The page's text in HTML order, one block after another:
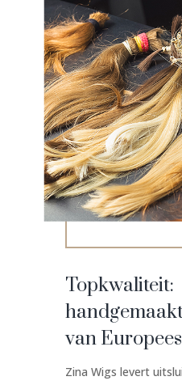
Topkwaliteit:
van
Zina Wigs levert